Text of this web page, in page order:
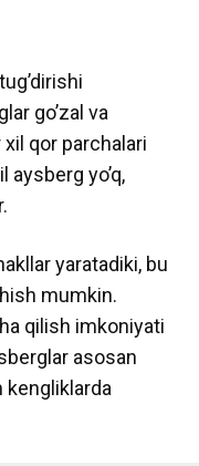
go’zal va
qor parchalari
aysberg yo’q,
yaratadiki, bu
mumkin.
qilish imkoniyati
asosan
kengliklarda